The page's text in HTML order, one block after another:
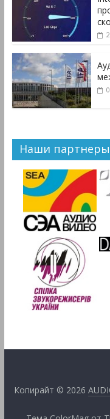
Наши партнеры
Копирайт © 2026